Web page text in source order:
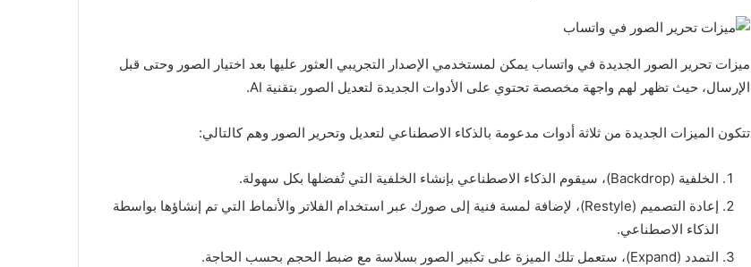
ميزات تحرير الصور الجديدة في واتساب يمكن لمستخدمي الإصدار التجريبي العثور عليها بعد اختيار الصور وحتى قبل
الإرسال، حيث تظهر لهم واجهة مخصصة تحتوي على الأدوات الجديدة لتعديل الصور بتقنية AI.
تتكون الميزات الجديدة من ثلاثة أدوات مدعومة بالذكاء الاصطناعي لتعديل وتحرير الصور وهم كالتالي:
الخلفية (Backdrop)، سيقوم الذكاء الاصطناعي بإنشاء الخلفية التي تُفضلها بكل سهولة.
إعادة التصميم (Restyle)، لإضافة لمسة فنية إلى صورك عبر استخدام الفلاتر والأنماط التي تم إنشاؤها بواسطة
الذكاء الاصطناعي.
التمدد (Expand)، ستعمل تلك الميزة على تكبير الصور بسلاسة مع ضبط الحجم بحسب الحاجة.